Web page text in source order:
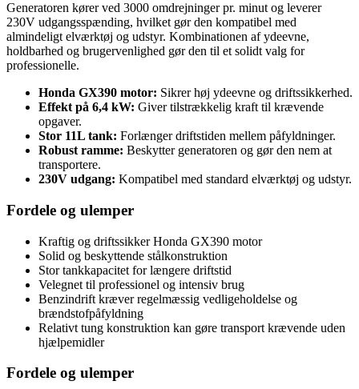
Generatoren kører ved 3000 omdrejninger pr. minut og leverer
230V udgangsspænding, hvilket gør den kompatibel med
almindeligt elværktøj og udstyr. Kombinationen af ydeevne,
holdbarhed og brugervenlighed gør den til et solidt valg for
professionelle.
Honda GX390 motor: Sikrer høj ydeevne og driftssikkerhed.
Effekt på 6,4 kW: Giver tilstrækkelig kraft til krævende
opgaver.
Stor 11L tank: Forlænger driftstiden mellem påfyldninger.
Robust ramme: Beskytter generatoren og gør den nem at
transportere.
230V udgang: Kompatibel med standard elværktøj og udstyr.
Fordele og ulemper
Kraftig og driftssikker Honda GX390 motor
Solid og beskyttende stålkonstruktion
Stor tankkapacitet for længere driftstid
Velegnet til professionel og intensiv brug
Benzindrift kræver regelmæssig vedligeholdelse og
brændstofpåfyldning
Relativt tung konstruktion kan gøre transport krævende uden
hjælpemidler
Fordele og ulemper